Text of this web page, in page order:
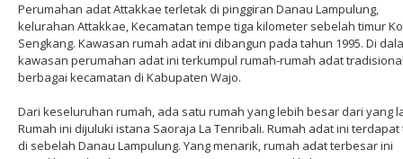
Perumahan adat Attakkae terletak di pinggiran Danau Lampulung,
kelurahan Attakkae, Kecamatan tempe tiga kilometer sebelah timur
Sengkang. Kawasan rumah adat ini dibangun pada tahun 1995. Di
kawasan perumahan adat ini terkumpul rumah-rumah adat
berbagai kecamatan di Kabupaten Wajo.
Dari keseluruhan rumah, ada satu rumah yang lebih besar dari yang
Rumah ini dijuluki istana Saoraja La Tenribali. Rumah adat ini
di sebelah Danau Lampulung. Yang menarik, rumah adat terbesar ini